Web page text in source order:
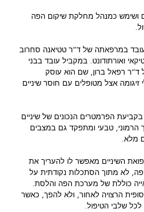
קרים ושימש כמנהל מחלקת שיקום הפה
כיום עובד במרפאתה של ד”ר טטיאנה סחרוב
ואורתודונט. במקביל עובד בבני
ד”ר רפאל ברון, שם הוא עוסק
אצל מטופלים עם חוסר שיניים
בקביעת הפרמטרים הנכונים של שיניים
הרמוני, טבעי ומתפקד גם במצבים
מלא.
השיניים מאפשר לו להעריך את
לא מתוך הסתכלות נקודתית על
כוללת של מערכת הפה והלסת.
הרצויה לאחור, ולא להפך, כאשר
שלבי הטיפול.